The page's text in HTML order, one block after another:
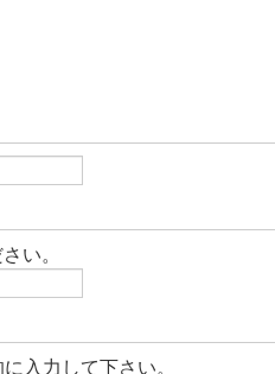
い。
入力して下さい。